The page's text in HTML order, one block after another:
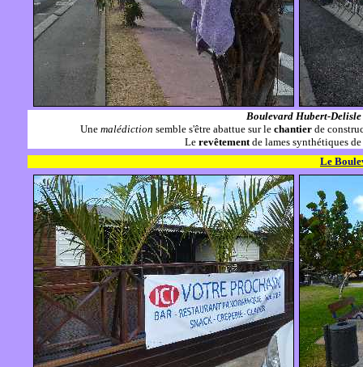
Boulevard Hubert-Delisle
Unemalédiction semble s'être abattue sur lechantier de
Le revêtementde lames synthétiques de
Le